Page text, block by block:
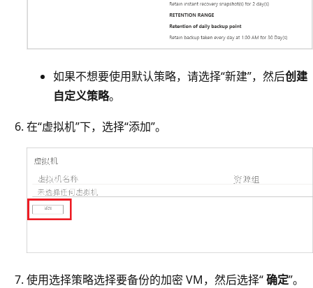
如果不想要使用默认策略，请选择“新建”，然后创建
自定义策略。
在“虚拟机”下，选择“添加”。
使用选择策略选择要备份的加密 VM，然后选择“确定”。